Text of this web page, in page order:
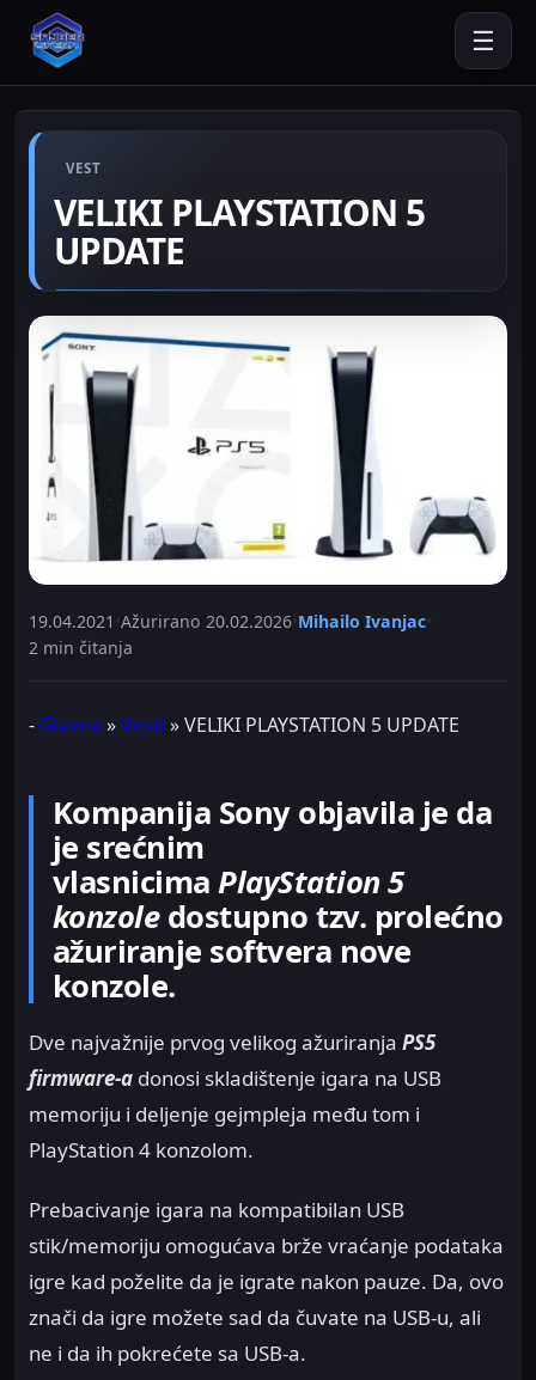
☰
VEST
VELIKI PLAYSTATION 5
UPDATE
19.04.2021 Ažurirano 20.02.2026 Mihailo Ivanjac
2 min čitanja
- Glavna »Vesti »VELIKI PLAYSTATION 5 UPDATE
Kompanija Sony objavila je da
je srećnim
vlasnicimaPlayStation 5
konzoledostupno tzv. prolećno
ažuriranje softvera nove
konzole.
Dve najvažnije prvog velikog ažuriranja PS5
firmware-a donosi skladištenje igara na USB
memoriju i deljenje gejmpleja među tom i
PlayStation 4 konzolom.
Prebacivanje igara na kompatibilan USB
stik/memoriju omogućava brže vraćanje podataka
igre kad poželite da je igrate nakon pauze. Da, ovo
znači da igre možete sad da čuvate na USB-u, ali
ne i da ih pokrećete sa USB-a.